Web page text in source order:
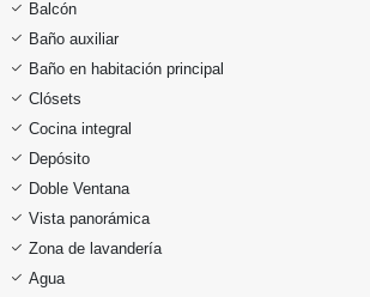
Balcón
Baño auxiliar
Baño en habitación principal
Clósets
Cocina integral
Depósito
Doble Ventana
Vista panorámica
Zona de lavandería
Agua